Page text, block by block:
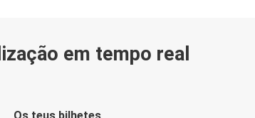
em tempo real